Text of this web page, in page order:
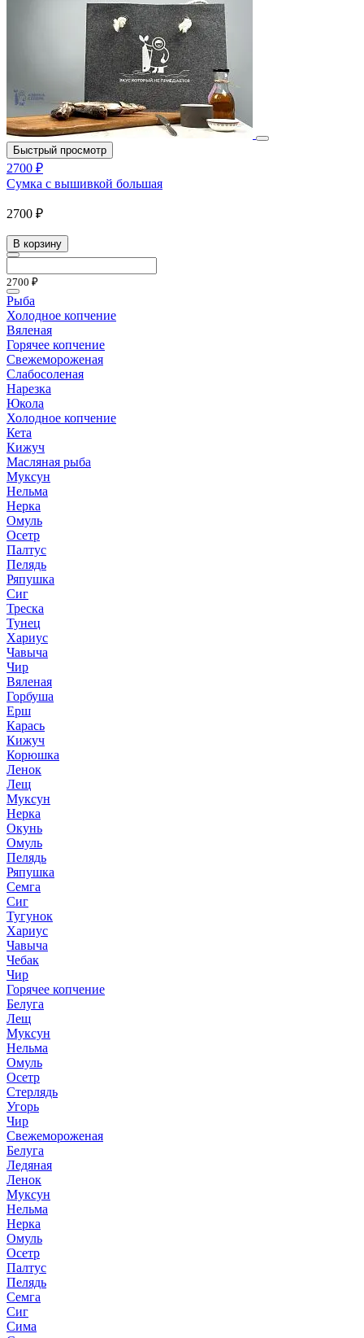
Быстрый просмотр
2700 ₽
Сумка с вышивкой большая
2700 ₽
В корзину
2700 ₽
Рыба
Холодное копчение
Вяленая
Горячее копчение
Свежемороженая
Слабосоленая
Нарезка
Юкола
Холодное копчение
Кета
Кижуч
Масляная рыба
Муксун
Нельма
Нерка
Омуль
Осетр
Палтус
Пелядь
Ряпушка
Сиг
Треска
Тунец
Хариус
Чавыча
Чир
Вяленая
Горбуша
Ерш
Карась
Кижуч
Корюшка
Ленок
Лещ
Муксун
Нерка
Окунь
Омуль
Пелядь
Ряпушка
Семга
Сиг
Тугунок
Хариус
Чавыча
Чебак
Чир
Горячее копчение
Белуга
Лещ
Муксун
Нельма
Омуль
Осетр
Стерлядь
Угорь
Чир
Свежемороженая
Белуга
Ледяная
Ленок
Муксун
Нельма
Нерка
Омуль
Осетр
Палтус
Пелядь
Семга
Сиг
Сима